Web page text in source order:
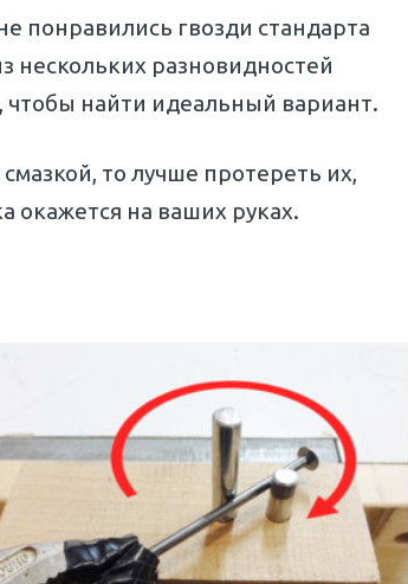
понравились гвозди стандарта
нескольких разновидностей
чтобы найти идеальный вариант.
то лучше протереть их,
окажется на ваших руках.